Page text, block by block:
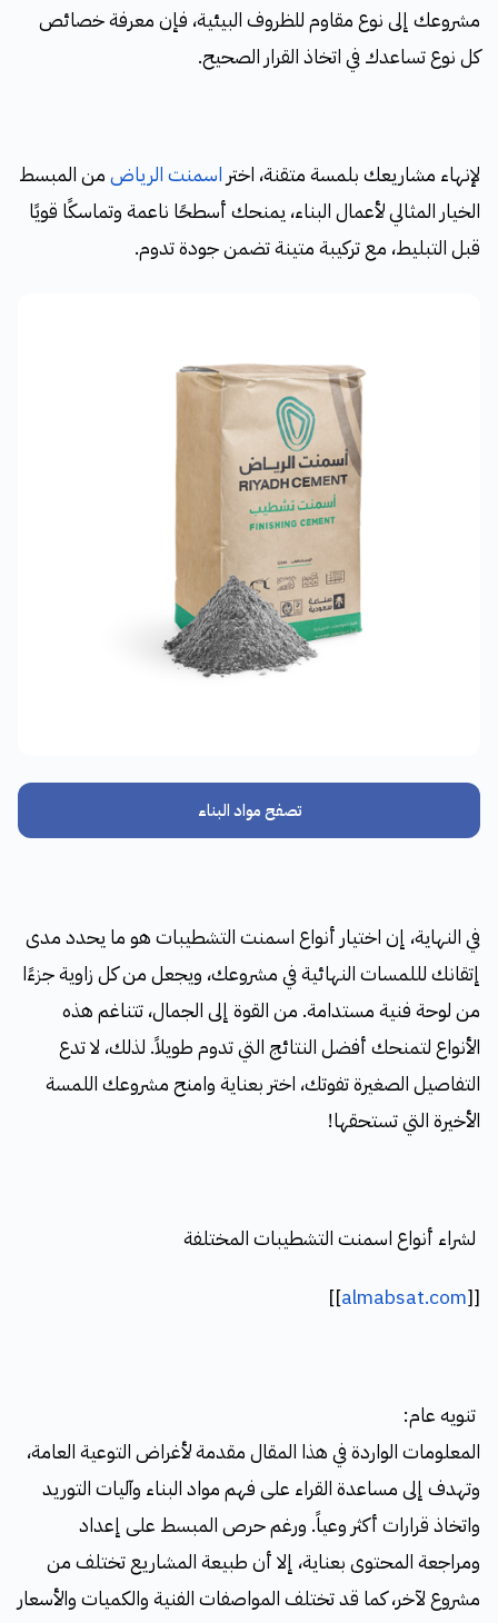
مشروعك إلى نوع مقاوم للظروف البيئية، فإن معرفة خصائص
كل نوع تساعدك في اتخاذ القرار الصحيح.
لإنهاء مشاريعك بلمسة متقنة، اختر اسمنت الرياضمن المبسط
الخيار المثالي لأعمال البناء، يمنحك أسطحًا ناعمة وتماسكًا قويًا
قبل التبليط، مع تركيبة متينة تضمن جودة تدوم.
تصفح مواد البناء
في النهاية، إن اختيار أنواع اسمنت التشطيبات هو ما يحدد مدى
إتقانك لللمسات النهائية في مشروعك، ويجعل من كل زاوية جزءًا
من لوحة فنية مستدامة. من القوة إلى الجمال، تتناغم هذه
الأنواع لتمنحك أفضل النتائج التي تدوم طويلاً. لذلك، لا تدع
التفاصيل الصغيرة تفوتك، اختر بعناية وامنح مشروعك اللمسة
الأخيرة التي تستحقها!
لشراء أنواع اسمنت التشطيبات المختلفة
[[
almabsat.com
]]
تنويه عام:
المعلومات الواردة في هذا المقال مقدمة لأغراض التوعية العامة،
وتهدف إلى مساعدة القراء على فهم مواد البناء وآليات التوريد
واتخاذ قرارات أكثر وعياً. ورغم حرص المبسط على إعداد
ومراجعة المحتوى بعناية، إلا أن طبيعة المشاريع تختلف من
مشروع لآخر، كما قد تختلف المواصفات الفنية والكميات والأسعار